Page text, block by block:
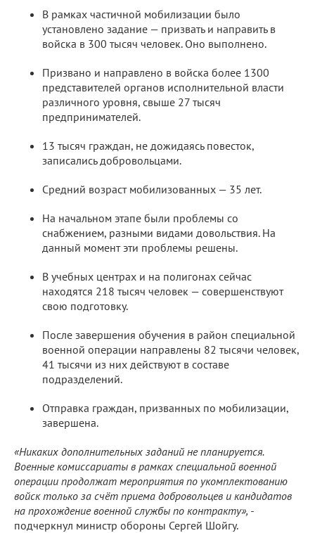
В рамках частичной мобилизации было
установлено задание — призвать и направить в
войска в 300 тысяч человек. Оно выполнено.
Призвано и направлено в войска более 1300
представителей органов исполнительной власти
различного уровня, свыше 27 тысяч
предпринимателей.
13 тысяч граждан, не дожидаясь повесток,
записались добровольцами.
Средний возраст мобилизованных — 35 лет.
На начальном этапе были проблемы со
снабжением, разными видами довольствия. На
данный момент эти проблемы решены.
В учебных центрах и на полигонах сейчас
находятся 218 тысяч человек — совершенствуют
свою подготовку.
После завершения обучения в район специальной
военной операции направлены 82 тысячи человек,
41 тысячи из них действуют в составе
подразделений.
Отправка граждан, призванных по мобилизации,
завершена.
«Никаких дополнительных заданий не планируется.
Военные комиссариаты в рамках специальной военной
операции продолжат мероприятия по укомплектованию
войск только за счёт приема добровольцев и кандидатов
на прохождение военной службы по контракту», -
подчеркнул министр обороны Сергей Шойгу.